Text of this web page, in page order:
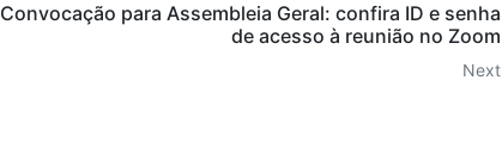
Convocação para Assembleia Geral: confira ID e senha
de acesso à reunião no Zoom
Next